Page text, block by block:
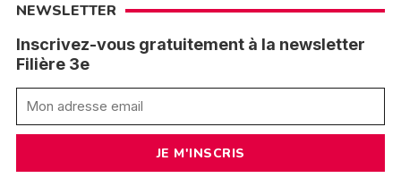
NEWSLETTER
Inscrivez-vous gratuitement à la newsletter
Filière 3e